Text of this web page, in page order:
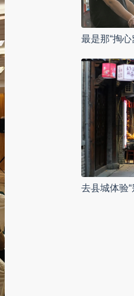
最是那“掏心
去县城体验